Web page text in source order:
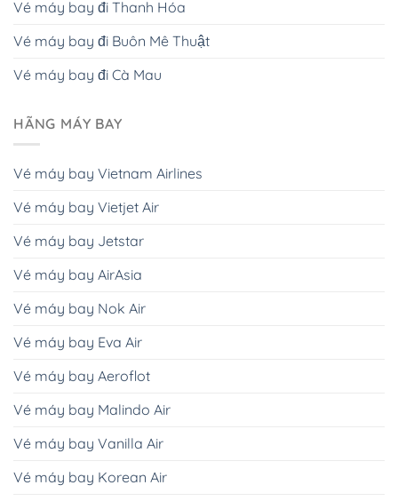
Vé máy bay đi Thanh Hóa
Vé máy bay đi Buôn Mê Thuật
Vé máy bay đi Cà Mau
HÃNG MÁY BAY
Vé máy bay Vietnam Airlines
Vé máy bay Vietjet Air
Vé máy bay Jetstar
Vé máy bay AirAsia
Vé máy bay Nok Air
Vé máy bay Eva Air
Vé máy bay Aeroflot
Vé máy bay Malindo Air
Vé máy bay Vanilla Air
Vé máy bay Korean Air